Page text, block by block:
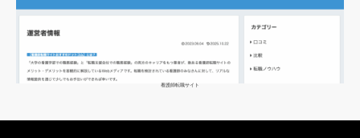
看護師転職サイト